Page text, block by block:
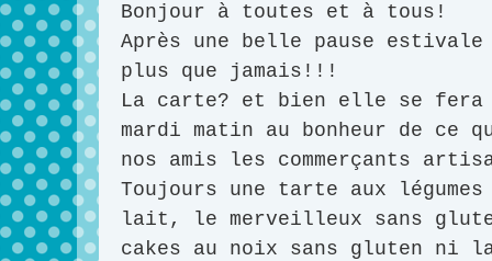
Bonjour à toutes et à tous!
Après une belle pause estivale
plus que jamais!!!
La carte? et bien elle se
mardi matin au bonheur de ce
nos amis les commerçants
Toujours une tarte aux
lait, le merveilleux sans
cakes au noix sans gluten ni